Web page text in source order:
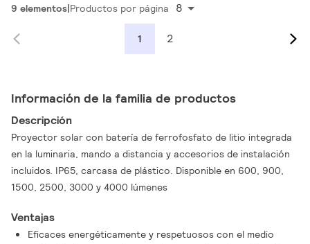
9 elementos Productos por página 8
1 2
Información de la familia de productos
Descripción
Proyector solar con batería de ferrofosfato de litio integrada
en la luminaria, mando a distancia y accesorios de instalación
incluidos. IP65, carcasa de plástico. Disponible en 600, 900,
1500, 2500, 3000 y 4000 lúmenes
Ventajas
Eficaces energéticamente y respetuosos con el medio